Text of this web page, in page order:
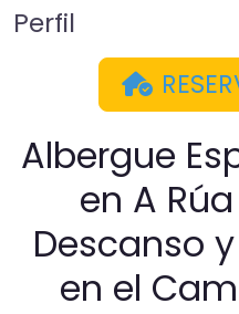
Perfil
Albergue
en A
Descanso
en el